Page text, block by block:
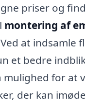
priser og
montering af
at indsamle
et bedre
mulighed for at
der kan